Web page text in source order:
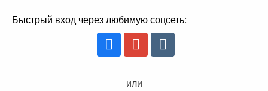
Быстрый вход через любимую соцсеть:
или